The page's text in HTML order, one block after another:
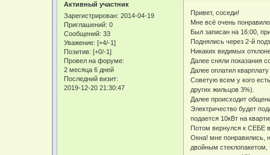
Активный участник
Зарегистрирован: 2014-04-19
Приглашений: 0
Сообщений: 33
Уважение: [+4/-1]
Позитив: [+0/-1]
Провел на форуме:
2 месяца 6 дней
Последний визит:
2019-12-20 21:30:47
Привет, соседи!
Мне всё очень
Был записан на 16:00,
Поднялись через 2-й
Никаких видимых
Далее сняли показания
Далее оплатил
Советую всем у кого
других жильцов 3%).
Далее происходит
Электричество будет
подается 10кВт на
Потом вернулся к СЕБЕ
Окна! мне понравились,
двойным